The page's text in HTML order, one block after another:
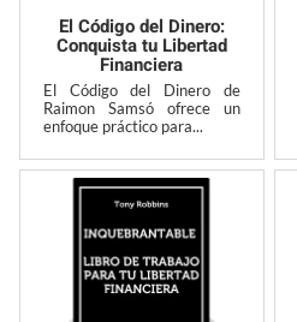
El Código del Dinero:
Conquista tu Libertad
Financiera
El Código del Dinero de
Raimon Samsó ofrece un
enfoque práctico para...